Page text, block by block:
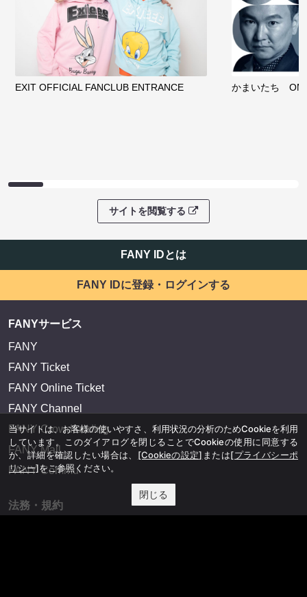
EXIT OFFICIAL FANCLUB ENTRANCE かまいたち
サイトを閲覧する
FANY IDとは
FANY IDに登録・ログインする
FANYサービス
FANY
FANY Ticket
FANY Online Ticket
FANY Channel
FANY Crowdfunding
FANY Mall
FANY Commu
法務・規約
当サイトは、お客様の使いやすさ、利用状況の分析のためCookieを利用
しています。このダイアログを閉じることでCookieの使用に同意する
か、詳細を確認したい場合は、 [Cookieの設定] または[プライバシーポ
リシー]をご参照ください。
閉じる